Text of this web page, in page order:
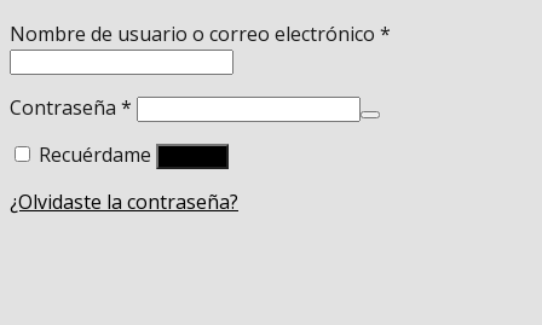
Nombre de usuario o correo electrónico *
Contraseña *
Recuérdame
¿Olvidaste la contraseña?